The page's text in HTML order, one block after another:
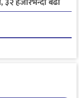
फर्छ्योट